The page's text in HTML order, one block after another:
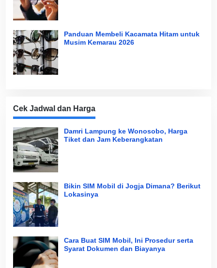
Panduan Membeli Kacamata Hitam untuk
Musim Kemarau 2026
Cek Jadwal dan Harga
Damri Lampung ke Wonosobo, Harga
Tiket dan Jam Keberangkatan
Bikin SIM Mobil di Jogja Dimana? Berikut
Lokasinya
Cara Buat SIM Mobil, Ini Prosedur serta
Syarat Dokumen dan Biayanya